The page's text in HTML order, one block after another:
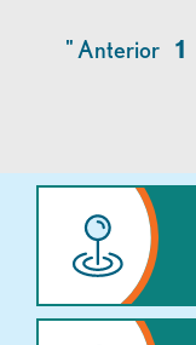
" Anterior 1